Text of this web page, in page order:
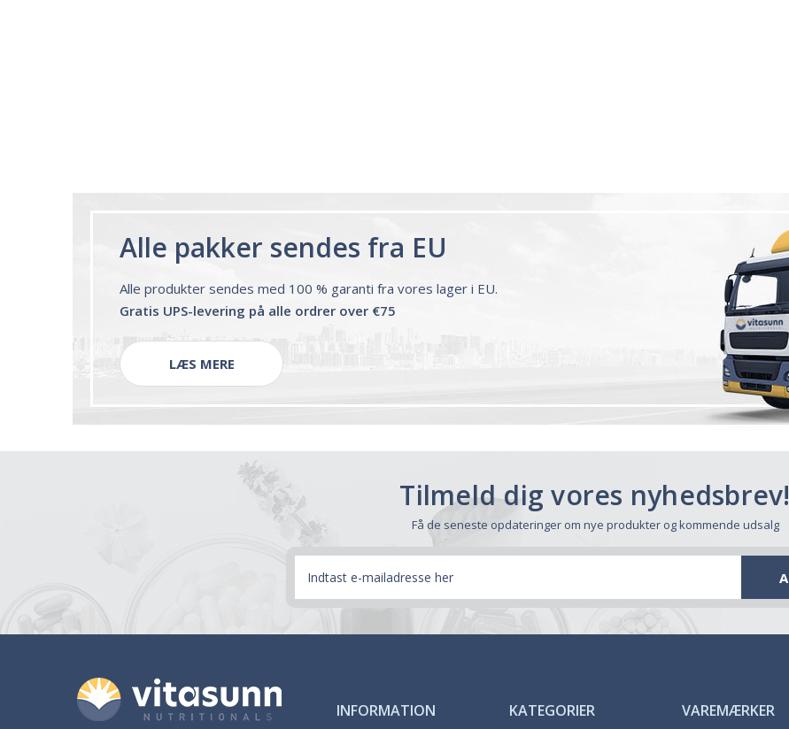
Alle pakker sendes fra EU
Alle produkter sendes med 100 % garanti fra vores lager i EU.
Gratis UPS-levering på alle ordrer over €75
LÆS MERE
Tilmeld dig vores nyhedsbrev!
Få de seneste opdateringer om nye produkter og kommende udsalg
INFORMATION KATEGORIER VAREMÆRKER